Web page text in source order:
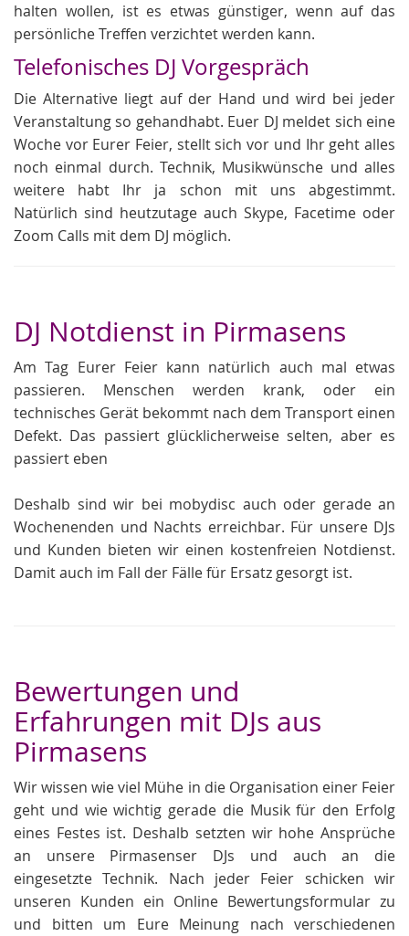
halten wollen, ist es etwas günstiger, wenn auf das
persönliche Treffen verzichtet werden kann.
Telefonisches DJ Vorgespräch
Die Alternative liegt auf der Hand und wird bei jeder
Veranstaltung so gehandhabt. Euer DJ meldet sich eine
Woche vor Eurer Feier, stellt sich vor und Ihr geht alles
noch einmal durch. Technik, Musikwünsche und alles
weitere habt Ihr ja schon mit uns abgestimmt.
Natürlich sind heutzutage auch Skype, Facetime oder
Zoom Calls mit dem DJ möglich.
DJ Notdienst in Pirmasens
Am Tag Eurer Feier kann natürlich auch mal etwas
passieren. Menschen werden krank, oder ein
technisches Gerät bekommt nach dem Transport einen
Defekt. Das passiert glücklicherweise selten, aber es
passiert eben
Deshalb sind wir bei mobydisc auch oder gerade an
Wochenenden und Nachts erreichbar. Für unsere DJs
und Kunden bieten wir einen kostenfreien Notdienst.
Damit auch im Fall der Fälle für Ersatz gesorgt ist.
Bewertungen und
Erfahrungen mit DJs aus
Pirmasens
Wir wissen wie viel Mühe in die Organisation einer Feier
geht und wie wichtig gerade die Musik für den Erfolg
eines Festes ist. Deshalb setzten wir hohe Ansprüche
an unsere Pirmasenser DJs und auch an die
eingesetzte Technik. Nach jeder Feier schicken wir
unseren Kunden ein Online Bewertungsformular zu
und bitten um Eure Meinung nach verschiedenen